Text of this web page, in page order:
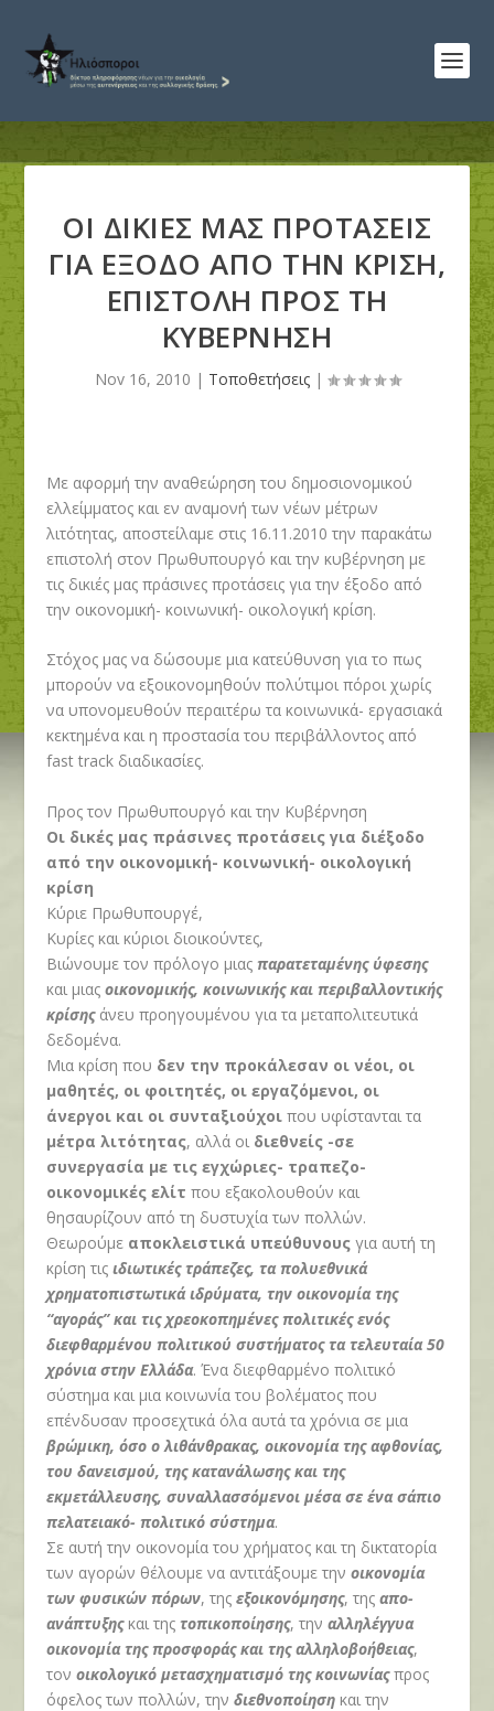
ΟΙ ΔΙΚΙΕΣ ΜΑΣ ΠΡΟΤΑΣΕΙΣ
ΓΙΑ ΕΞΟΔΟ ΑΠΟ ΤΗΝ ΚΡΙΣΗ,
ΕΠΙΣΤΟΛΗ ΠΡΟΣ ΤΗ
ΚΥΒΕΡΝΗΣΗ
Nov 16, 2010 | Τοποθετήσεις|
Με αφορμή την αναθεώρηση του δημοσιονομικού
ελλείμματος και εν αναμονή των νέων μέτρων
λιτότητας, αποστείλαμε στις 16.11.2010 την παρακάτω
επιστολή στον Πρωθυπουργό και την κυβέρνηση με
τις δικιές μας πράσινες προτάσεις για την έξοδο από
την οικονομική- κοινωνική- οικολογική κρίση.
Στόχος μας να δώσουμε μια κατεύθυνση για το πως
μπορούν να εξοικονομηθούν πολύτιμοι πόροι χωρίς
να υπονομευθούν περαιτέρω τα κοινωνικά- εργασιακά
κεκτημένα και η προστασία του περιβάλλοντος από
fast track διαδικασίες.
Προς τον Πρωθυπουργό και την Κυβέρνηση
Οι δικές μας πράσινες προτάσεις για διέξοδο
από την οικονομική- κοινωνική- οικολογική
κρίση
Κύριε Πρωθυπουργέ,
Κυρίες και κύριοι διοικούντες,
Βιώνουμε τον πρόλογο μιαςπαρατεταμένης ύφεσης
και μιαςοικονομικής, κοινωνικής και περιβαλλοντικής
κρίσηςάνευ προηγουμένου για τα μεταπολιτευτικά
δεδομένα.
Μια κρίση που δεν την προκάλεσαν οι νέοι, οι
μαθητές, οι φοιτητές, οι εργαζόμενοι, οι
άνεργοι και οι συνταξιούχοι που υφίστανται τα
μέτρα λιτότητας, αλλά οι διεθνείς -σε
συνεργασία με τις εγχώριες- τραπεζο-
οικονομικές ελίτ που εξακολουθούν και
θησαυρίζουν από τη δυστυχία των πολλών.
Θεωρούμε αποκλειστικά υπεύθυνους για αυτή τη
κρίση τιςιδιωτικές τράπεζες, τα πολυεθνικά
χρηματοπιστωτικά ιδρύματα, την οικονομία της
“αγοράς” και τις χρεοκοπημένες πολιτικές ενός
διεφθαρμένου πολιτικού συστήματος τα τελευταία 50
χρόνια στην Ελλάδα. Ένα διεφθαρμένο πολιτικό
σύστημα και μια κοινωνία του βολέματος που
επένδυσαν προσεχτικά όλα αυτά τα χρόνια σε μια
βρώμικη, όσο ο λιθάνθρακας, οικονομία της αφθονίας,
του δανεισμού, της κατανάλωσης και της
εκμετάλλευσης, συναλλασσόμενοι μέσα σε ένα σάπιο
πελατειακό- πολιτικό σύστημα.
Σε αυτή την οικονομία του χρήματος και τη δικτατορία
των αγορών θέλουμε να αντιτάξουμε τηνοικονομία
των φυσικών πόρων, τηςεξοικονόμησης, τηςαπο-
ανάπτυξηςκαι τηςτοπικοποίησης, τηναλληλέγγυα
οικονομία της προσφοράς και της αλληλοβοήθειας,
τονοικολογικό μετασχηματισμό της κοινωνίαςπρος
όφελος των πολλών, τηνδιεθνοποίηση και την